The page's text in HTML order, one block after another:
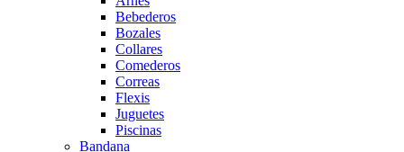
Bebederos
Bozales
Collares
Comederos
Correas
Flexis
Juguetes
Piscinas
Bandana